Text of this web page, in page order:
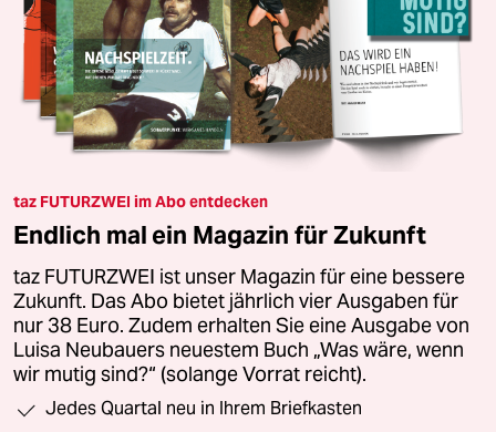
taz FUTURZWEI im Abo entdecken
Endlich mal ein Magazin für Zukunft
taz FUTURZWEI ist unser Magazin für eine bessere
Zukunft. Das Abo bietet jährlich vier Ausgaben für
nur 38 Euro. Zudem erhalten Sie eine Ausgabe von
Luisa Neubauers neuestem Buch „Was wäre, wenn
wir mutig sind?“ (solange Vorrat reicht).
Jedes Quartal neu in Ihrem Briefkasten